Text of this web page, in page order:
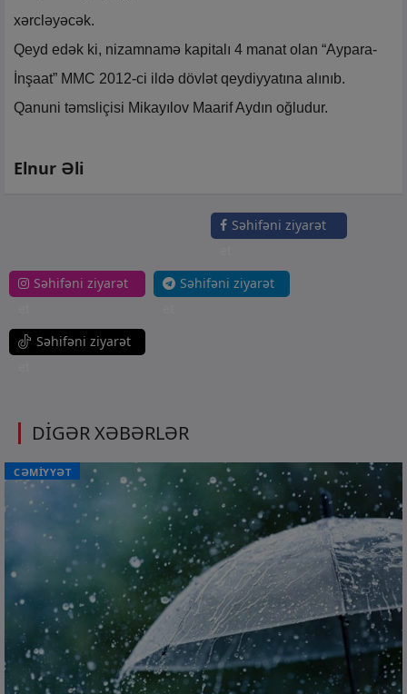
xərcləyəcək.
Qeyd edək ki, nizamnamə kapitalı 4 manat olan “Aypara-
İnşaat” MMC 2012-ci ildə dövlət qeydiyyatına alınıb.
Qanuni təmsliçisi Mikayılov Maarif Aydın oğludur.
Elnur Əli
Səhifəni ziyarət
Səhifəni ziyarət
Səhifəni ziyarət
Səhifəni ziyarət
DİGƏR XƏBƏRLƏR
CƏMİYYƏT